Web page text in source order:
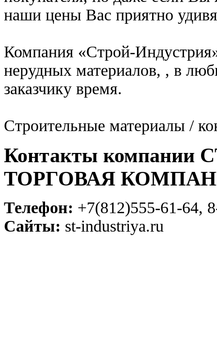
наши цены Вас приятно
Компания «Строй-
нерудных материалов, , в
заказчику время.
Строительные материалы /
Контакты
ТОРГОВАЯ
Телефон: +7(812)555-61-64,
Сайты: st-industriya.ru